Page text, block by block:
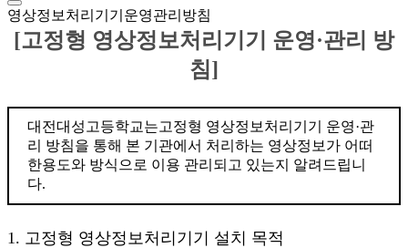
영상정보처리기기운영관리방침
[고정형 영상정보처리기기 운영·관리 방
침]
대전대성고등학교는고정형 영상정보처리기기 운영·관
리 방침을 통해 본 기관에서 처리하는 영상정보가 어떠
한용도와 방식으로 이용 관리되고 있는지 알려드립니
다.
1. 고정형 영상정보처리기기 설치 목적